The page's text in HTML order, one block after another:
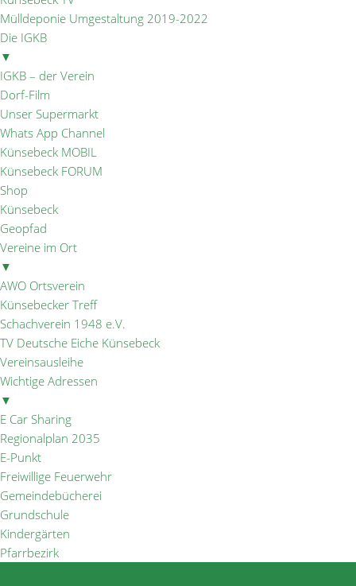
Mülldeponie Umgestaltung 2019-2022
Die IGKB
▼
IGKB – der Verein
Dorf-Film
Unser Supermarkt
Whats App Channel
Künsebeck MOBIL
Künsebeck FORUM
Shop
Künsebeck
Geopfad
Vereine im Ort
▼
AWO Ortsverein
Künsebecker Treff
Schachverein 1948 e.V.
TV Deutsche Eiche Künsebeck
Vereinsausleihe
Wichtige Adressen
▼
E Car Sharing
Regionalplan 2035
E-Punkt
Freiwillige Feuerwehr
Gemeindebücherei
Grundschule
Kindergärten
Pfarrbezirk